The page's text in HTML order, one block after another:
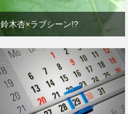
鈴木杏×ラブシーン!?